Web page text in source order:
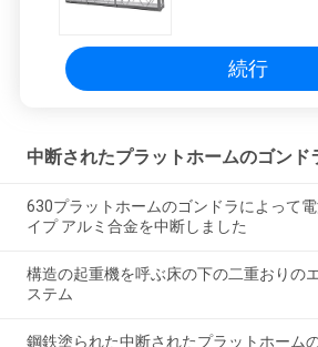
続行
中断されたプラットホームのゴンド
630プラットホームのゴンドラによって
イプ アルミ合金を中断しました
構造の起重機を呼ぶ床の下の二重おりの
ステム
鋼鉄塗られた中断されたプラットホーム